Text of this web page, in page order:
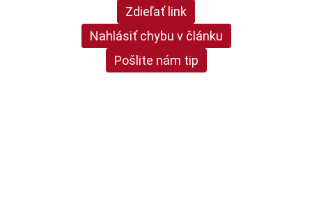
Zdieľať link
Nahlásiť chybu v článku
Pošlite nám tip